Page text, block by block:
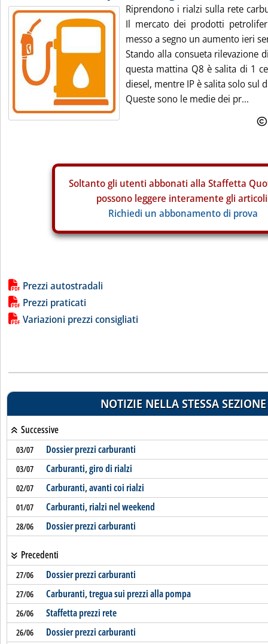
Riprendono i rialzi sulla rete
Il mercato dei prodotti
messo a segno un aumento ieri
Stando alla consueta rilevazione
questa mattina Q8 è salita di 1
diesel, mentre IP è salita solo sul
Queste sono le medie dei pr...
Soltanto gli utenti abbonati alla Staffetta
possono leggere interamente gli
Richiedi un abbonamento di prova
Lista allegati PDF alla notizia
Prezzi autostradali
Prezzi praticati
Variazioni prezzi consigliati
NOTIZIE NELLA STESSA SEZIONE
Successive
03/07 Dossier prezzi carburanti
03/07 Carburanti, giro di rialzi
02/07 Carburanti, avanti coi rialzi
01/07 Carburanti, rialzi nel weekend
28/06 Dossier prezzi carburanti
Precedenti
27/06 Dossier prezzi carburanti
27/06 Carburanti, tregua sui prezzi alla pompa
26/06 Staffetta prezzi rete
26/06 Dossier prezzi carburanti